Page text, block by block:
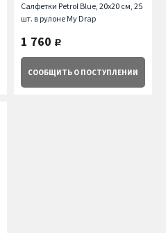
Салфетки Petrol Blue, 20х20 см, 25
шт. в рулоне My Drap
1 760 руб.
СООБЩИТЬ О ПОСТУПЛЕНИИ